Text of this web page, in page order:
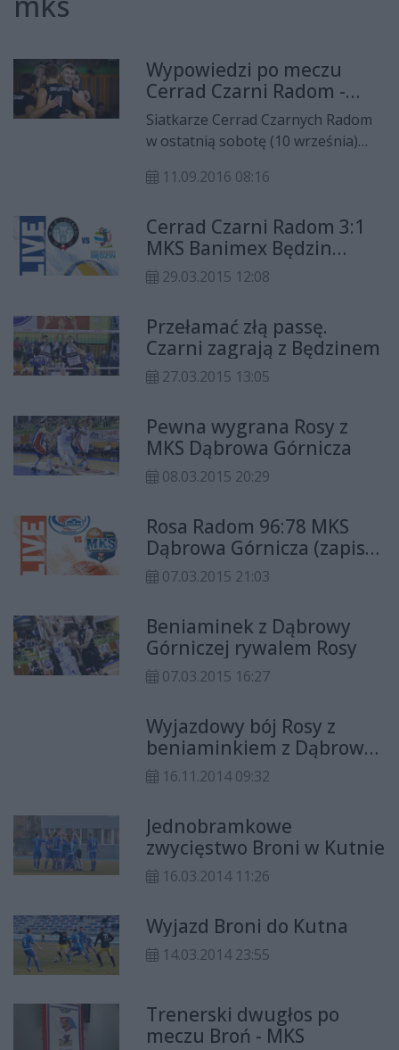
Wypowiedzi po meczu
Cerrad Czarni Radom -
MKS Będzin (VIDEO)
Siatkarze Cerrad Czarnych Radom
w ostatnią sobotę (10 września)
MKS Będzin. W towarzyskim
pięciosetowej walki, która
zakończyła się zwycięstwem
gospodarzy. Spotkanie
Zwiech (Cerrad Czarni Radom).
11.09.2016 08:16
Cerrad Czarni Radom 3:1
MKS Banimex Będzin
(zapis relacji)
29.03.2015 12:08
Przełamać złą passę.
Czarni zagrają z Będzinem
27.03.2015 13:05
Pewna wygrana Rosy z
MKS Dąbrowa Górnicza
08.03.2015 20:29
Rosa Radom 96:78 MKS
Dąbrowa Górnicza (zapis
relacji)
07.03.2015 21:03
Beniaminek z Dąbrowy
Górniczej rywalem Rosy
07.03.2015 16:27
Wyjazdowy bój Rosy z
beniaminkiem z Dąbrowy
Górniczej
16.11.2014 09:32
Jednobramkowe
zwycięstwo Broni w Kutnie
16.03.2014 11:26
Wyjazd Broni do Kutna
14.03.2014 23:55
Trenerski dwugłos po
meczu Broń - MKS